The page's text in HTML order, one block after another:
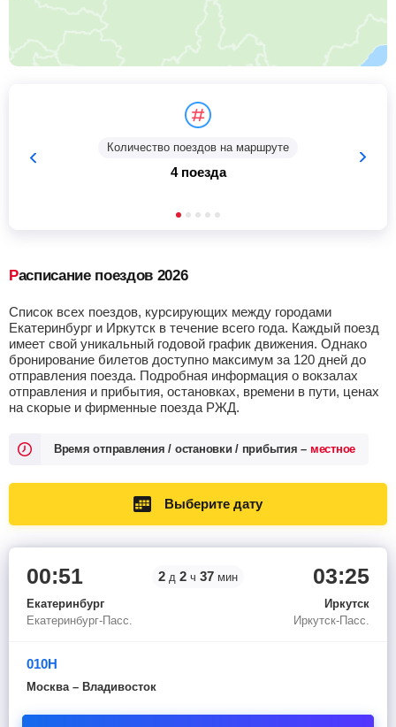
Количество поездов на маршруте
4 поезда
Расписание поездов 2026
Список всех поездов, курсирующих между городами
Екатеринбург и Иркутск в течение всего года. Каждый поезд
имеет свой уникальный годовой график движения. Однако
бронирование билетов доступно максимум за 120 дней до
отправления поезда. Подробная информация о вокзалах
отправления и прибытия, остановках, времени в пути, ценах
на скорые и фирменные поезда РЖД.
Время отправления / остановки / прибытия – местное
Выберите дату
00:51
Екатеринбург
Екатеринбург-Пасс.
2 д 2 ч 37 мин 03:25
Иркутск
Иркутск-Пасс.
010Н
Москва – Владивосток